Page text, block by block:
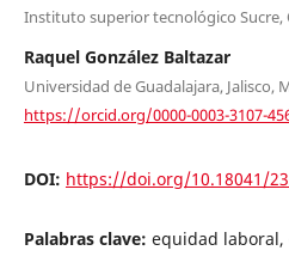
Instituto superior tecnológico Sucre,
Raquel González Baltazar
Universidad de Guadalajara, Jalisco,
https://orcid.org/0000-0003-3107-
DOI: https://doi.org/10.18041/
Palabras clave: equidad laboral,